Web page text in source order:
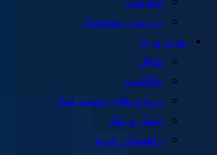
بررسی محصول
بهره وری
شغل
خلاقیت
پروژه های دست ساز
حمل و نقل
راهنمای خرید